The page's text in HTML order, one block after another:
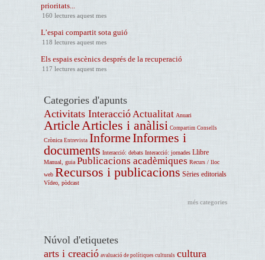
prioritats...
160 lectures aquest mes
L’espai compartit sota guió
118 lectures aquest mes
Els espais escènics després de la recuperació
117 lectures aquest mes
Categories d'apunts
Activitats Interacció Actualitat Anuari
Article Articles i anàlisi Compartim Consells
Crònica Entrevista InformeInformes i
documents Interacció: debats Interacció: jornades Llibre
Manual, guia Publicacions acadèmiques Recurs / lloc
web Recursos i publicacions Sèries editorials
Vídeo, pòdcast
més categories
Núvol d'etiquetes
arts i creació avaluació de polítiques culturals cultura